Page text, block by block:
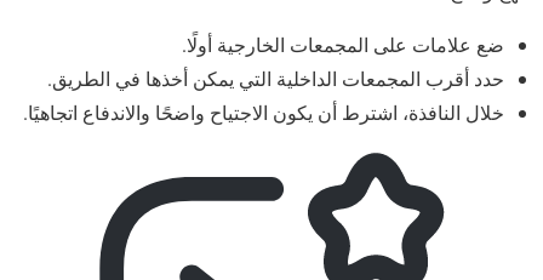
ضع علامات على المجمعات الخارجية أولًا.
حدد أقرب المجمعات الداخلية التي يمكن أخذها في الطريق.
خلال النافذة، اشترط أن يكون الاجتياح واضحًا والاندفاع اتجاهيًا.